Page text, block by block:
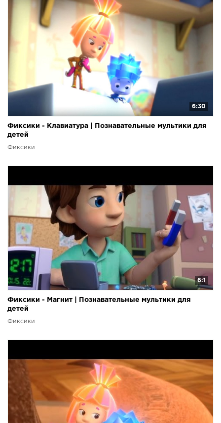
6:30
Фиксики - Клавиатура | Познавательные мультики для
детей
Фиксики
6:1
Фиксики - Магнит | Познавательные мультики для
детей
Фиксики